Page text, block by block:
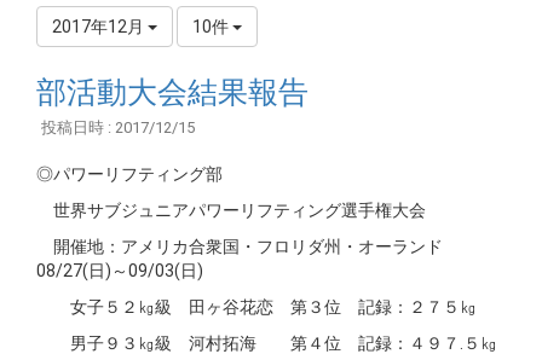
2017年12月 10件
部活動大会結果報告
投稿日時 : 2017/12/15
◎パワーリフティング部
世界サブジュニアパワーリフティング選手権大会
開催地：アメリカ合衆国・フロリダ州・オーランド
08/27(日)～09/03(日)
女子５２㎏級 田ヶ谷花恋 第３位 記録：２７５㎏
男子９３㎏級 河村拓海 第４位 記録：４９７.５㎏